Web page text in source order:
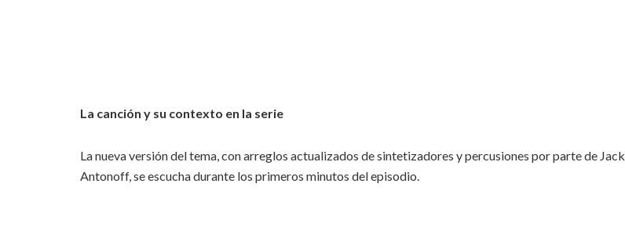
La canción y su contexto en la serie
La nueva versión del tema, con arreglos actualizados de sintetizadores y percusiones por parte de Jack
Antonoff, se escucha durante los primeros minutos del episodio.